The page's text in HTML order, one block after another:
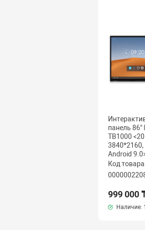
панель 86"
TB1000
3840*2160,
Android
Код
999 000
Наличие: